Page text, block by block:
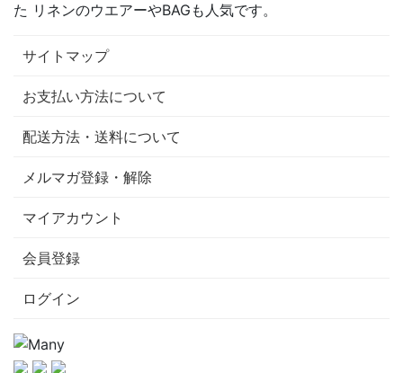
た リネンのウエアーやBAGも人気です。
サイトマップ
お支払い方法について
配送方法・送料について
メルマガ登録・解除
マイアカウント
会員登録
ログイン